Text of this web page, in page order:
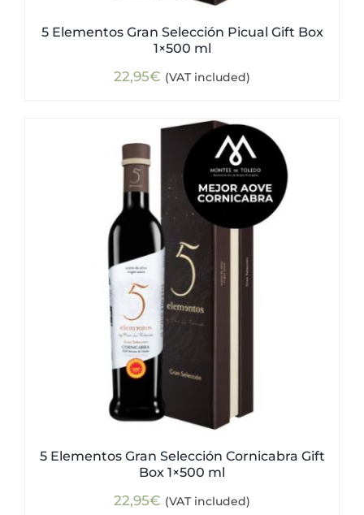
5 Elementos Gran Selección Picual Gift Box
1×500 ml
22,95€ (VAT included)
5 Elementos Gran Selección Cornicabra Gift
Box 1×500 ml
22,95€ (VAT included)